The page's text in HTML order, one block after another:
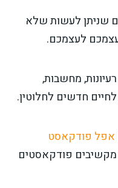
שניתן לעשות שלא
עצמכם לעצמכם.
מחשבות,
חדשים לחלוטין.
אפל פודקאסט
פודקאסטים